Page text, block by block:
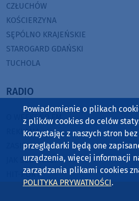
CZŁUCHÓW
KOŚCIERZYNA
SĘPÓLNO KRAJEŃSKIE
STAROGARD GDAŃSKI
TUCHOLA
RADIO
O WEEKEND FM
REKLAMA
ZASIĘG
JAK SŁUCHAĆ?
HIT-PORT
GRALIŚMY W WEEKEND FM
Powiadomienie o plikach
z plików cookies do celów
Korzystając z naszych stron
przeglądarki będą one
urządzenia, więcej informacji
zarządzania plikami cookies
POLITYKA PRYWATNOŚCI.